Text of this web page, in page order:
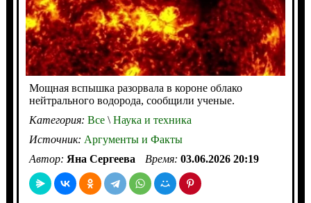
Мощная вспышка разорвала в короне облако
нейтрального водорода, сообщили ученые.
Категория: Все\Наука и техника
Источник: Аргументы и Факты
Автор: Яна Сергеева Время: 03.06.2026 20:19